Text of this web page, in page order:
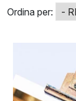
catturano
umane e delle
innovative,
dinamismo ai
Aggiungere
collezione non
Ordina per: